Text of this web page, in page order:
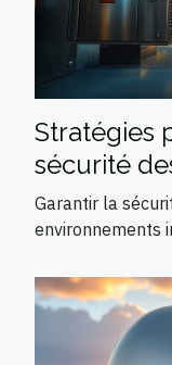
Stratégies
sécurité
dans les
industriels
Garantir la
environnements